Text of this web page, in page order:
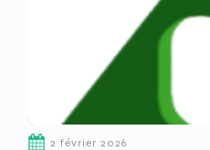
2 février 2026